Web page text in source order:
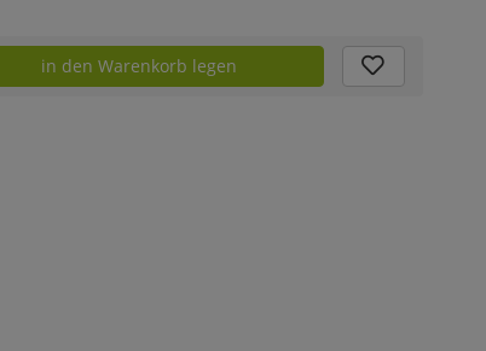
in den Warenkorb legen